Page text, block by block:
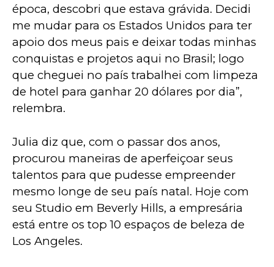
época, descobri que estava grávida. Decidi
me mudar para os Estados Unidos para ter
apoio dos meus pais e deixar todas minhas
conquistas e projetos aqui no Brasil; logo
que cheguei no país trabalhei com limpeza
de hotel para ganhar 20 dólares por dia”,
relembra.
Julia diz que, com o passar dos anos,
procurou maneiras de aperfeiçoar seus
talentos para que pudesse empreender
mesmo longe de seu país natal. Hoje com
seu Studio em Beverly Hills, a empresária
está entre os top 10 espaços de beleza de
Los Angeles.